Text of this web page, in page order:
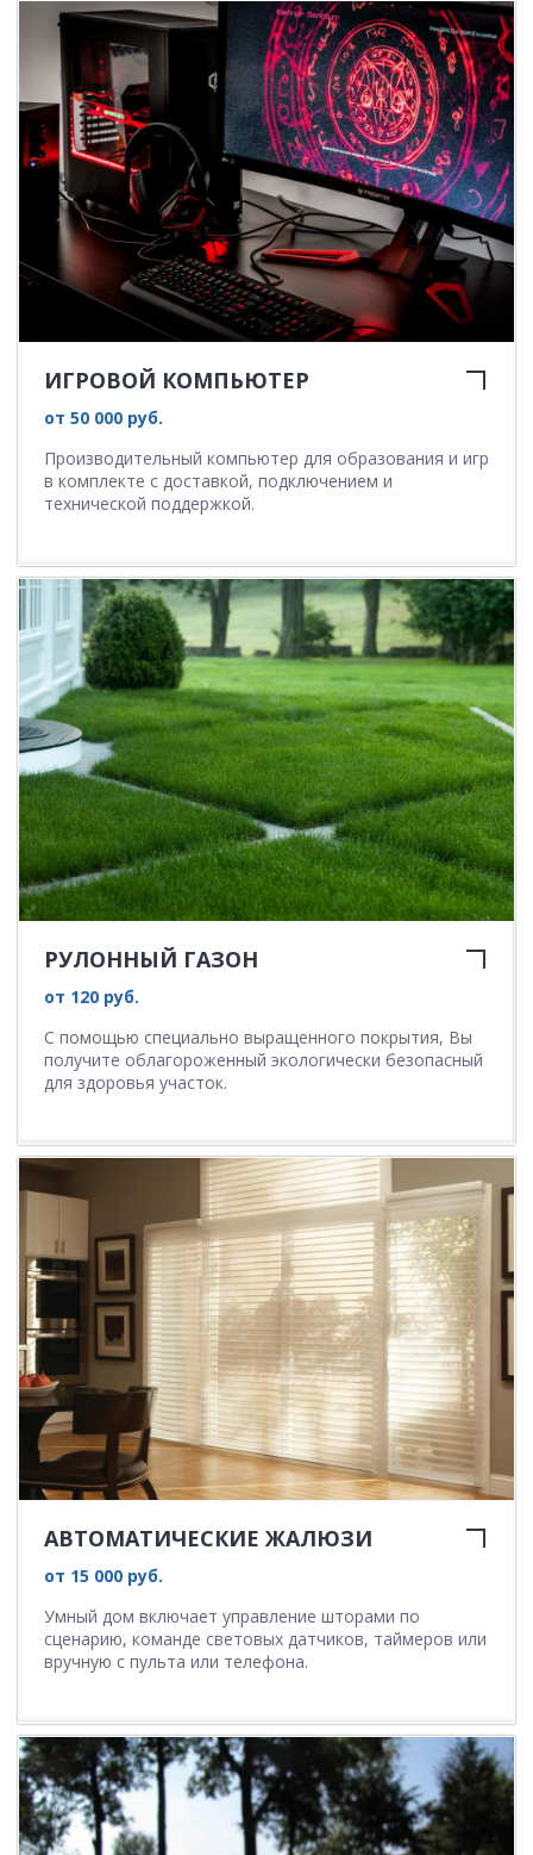
ИГРОВОЙ КОМПЬЮТЕР
от 50 000 руб.
Производительный компьютер для образования и игр
в комплекте с доставкой, подключением и
технической поддержкой.
РУЛОННЫЙ ГАЗОН
от 120 руб.
С помощью специально выращенного покрытия, Вы
получите облагороженный экологически безопасный
для здоровья участок.
АВТОМАТИЧЕСКИЕ ЖАЛЮЗИ
от 15 000 руб.
Умный дом включает управление шторами по
сценарию, команде световых датчиков, таймеров или
вручную с пульта или телефона.